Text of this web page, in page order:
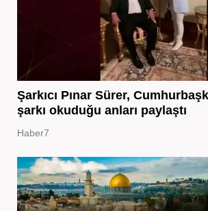
Şarkıcı Pınar Sürer,
şarkı okuduğu anları paylaştı
Haber7